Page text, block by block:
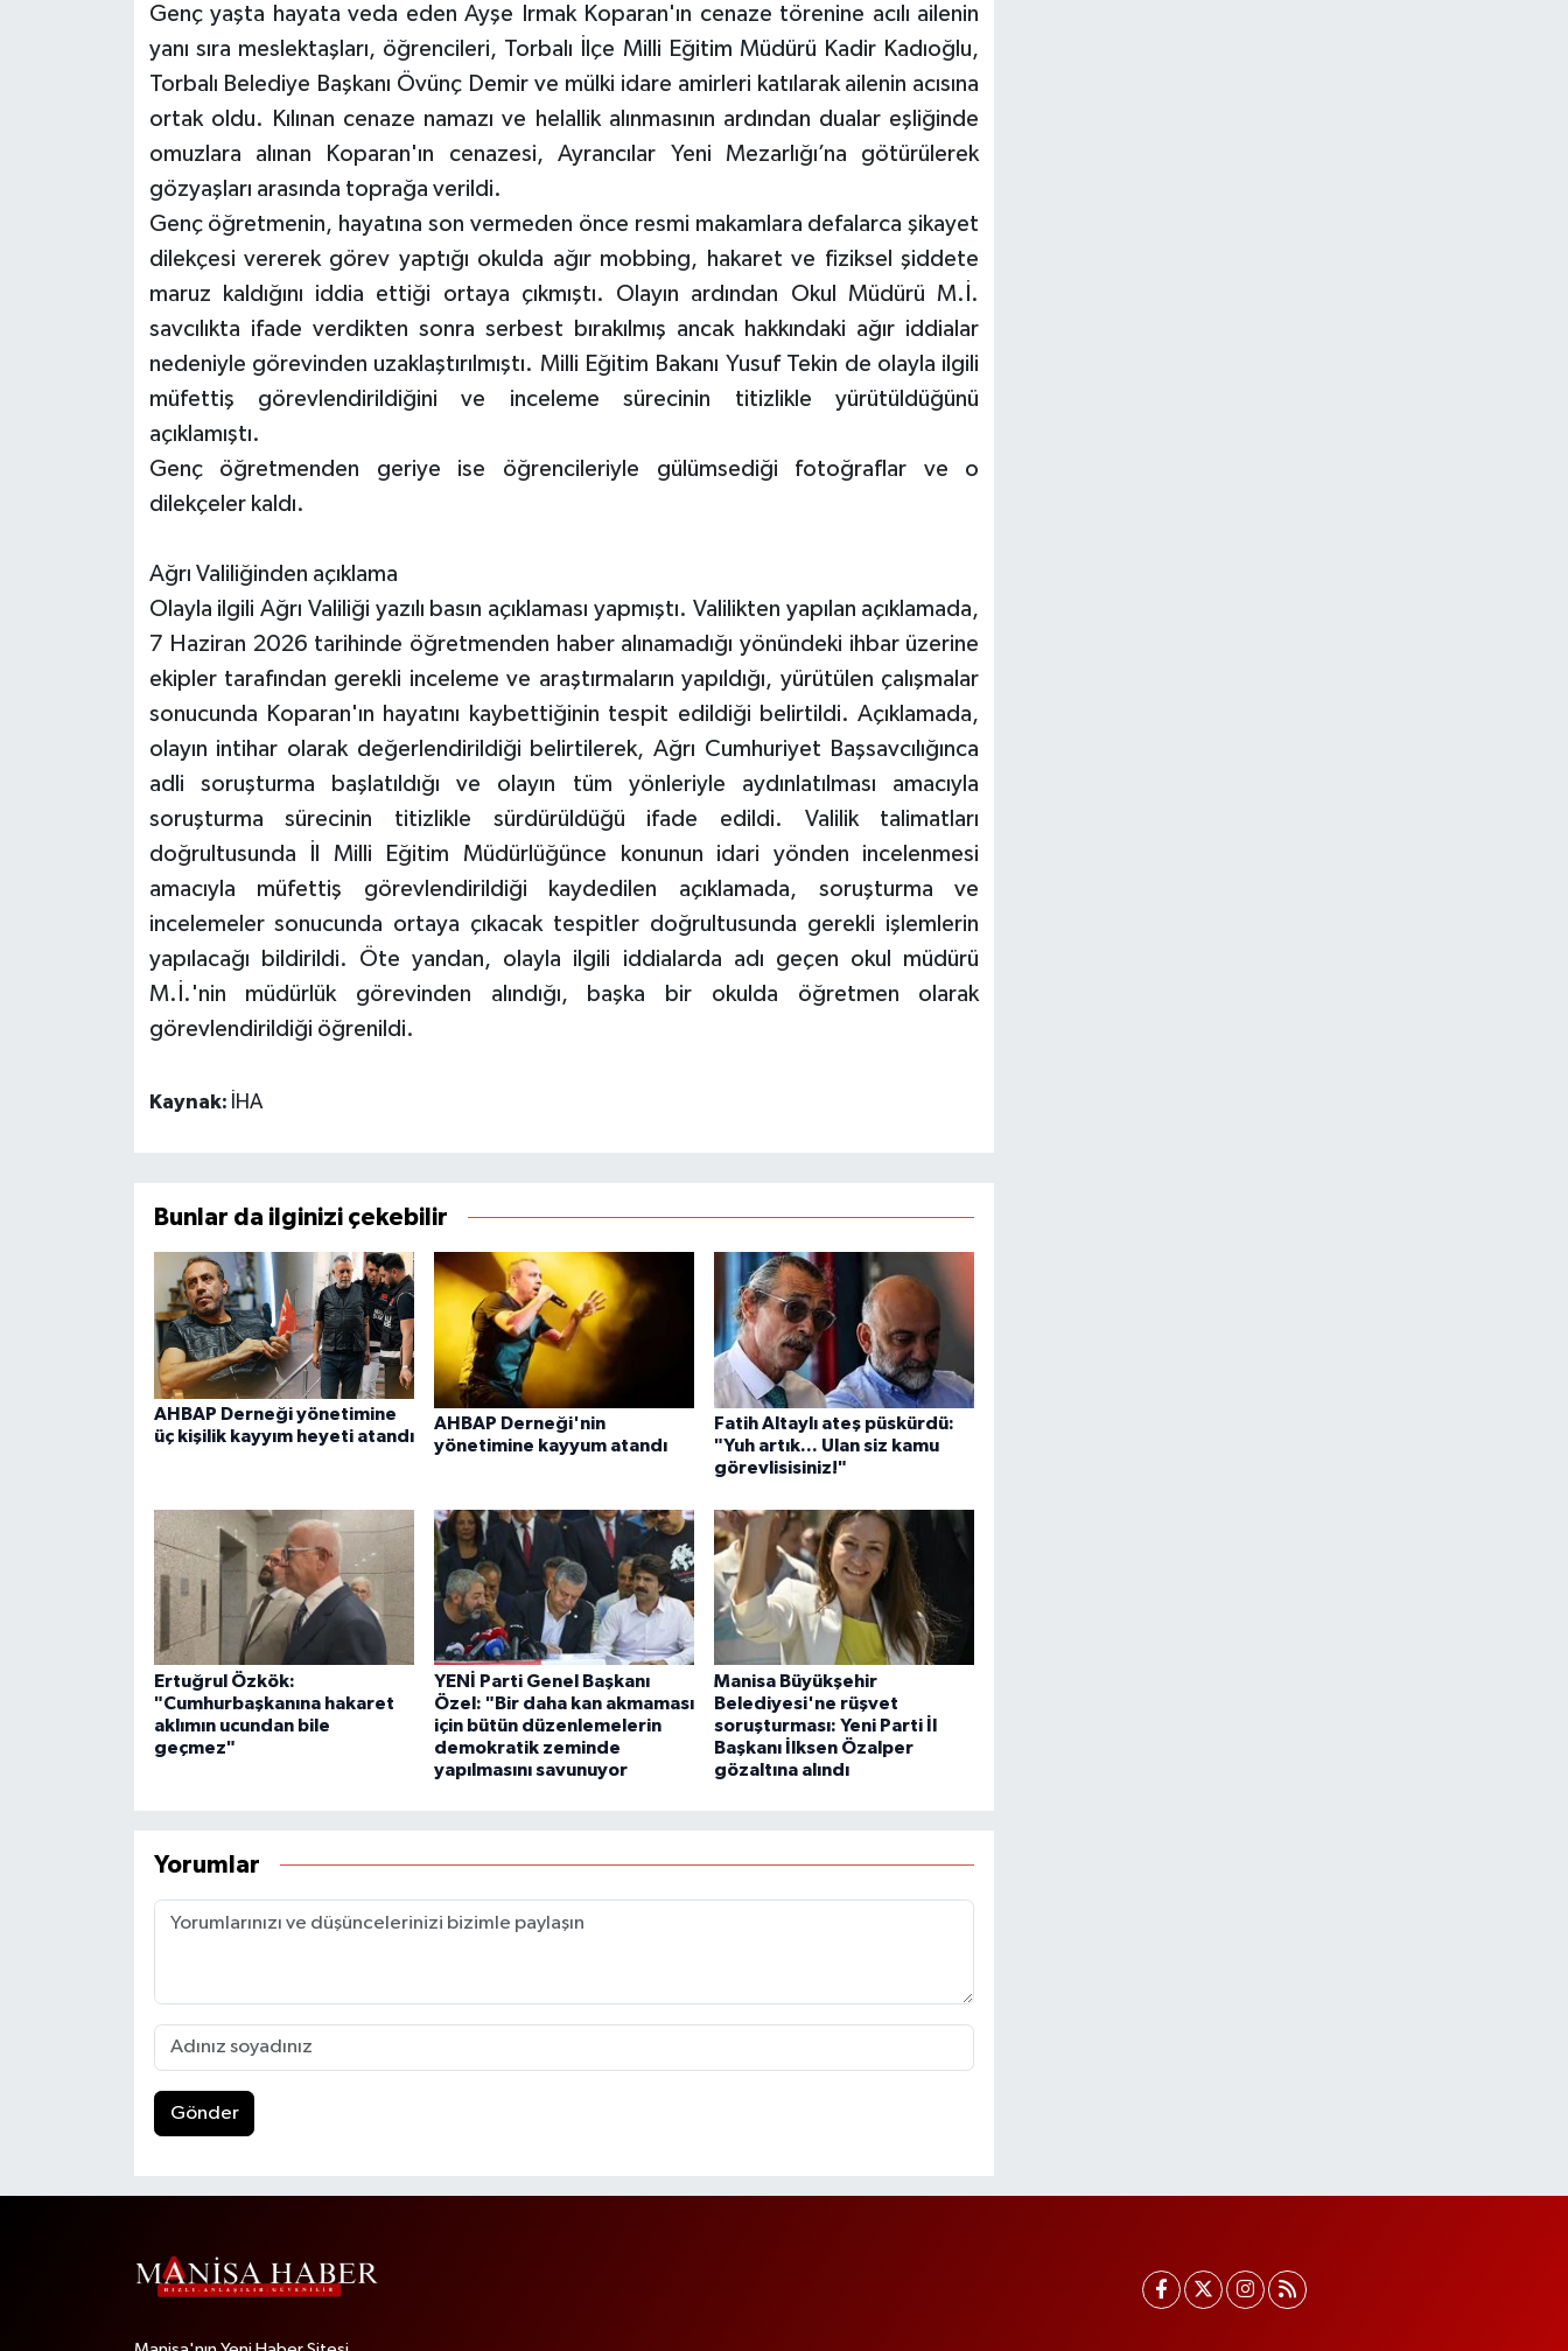
Genç yaşta hayata veda eden Ayşe Irmak Koparan'ın cenaze törenine acılı ailenin
yanı sıra meslektaşları, öğrencileri, Torbalı İlçe Milli Eğitim Müdürü Kadir Kadıoğlu,
Torbalı Belediye Başkanı Övünç Demir ve mülki idare amirleri katılarak ailenin acısına
ortak oldu. Kılınan cenaze namazı ve helallik alınmasının ardından dualar eşliğinde
omuzlara alınan Koparan'ın cenazesi, Ayrancılar Yeni Mezarlığı’na götürülerek
gözyaşları arasında toprağa verildi.
Genç öğretmenin, hayatına son vermeden önce resmi makamlara defalarca şikayet
dilekçesi vererek görev yaptığı okulda ağır mobbing, hakaret ve fiziksel şiddete
maruz kaldığını iddia ettiği ortaya çıkmıştı. Olayın ardından Okul Müdürü M.İ.
savcılıkta ifade verdikten sonra serbest bırakılmış ancak hakkındaki ağır iddialar
nedeniyle görevinden uzaklaştırılmıştı. Milli Eğitim Bakanı Yusuf Tekin de olayla ilgili
müfettiş görevlendirildiğini ve inceleme sürecinin titizlikle yürütüldüğünü
açıklamıştı.
Genç öğretmenden geriye ise öğrencileriyle gülümsediği fotoğraflar ve o
dilekçeler kaldı.
Ağrı Valiliğinden açıklama
Olayla ilgili Ağrı Valiliği yazılı basın açıklaması yapmıştı. Valilikten yapılan açıklamada,
7 Haziran 2026 tarihinde öğretmenden haber alınamadığı yönündeki ihbar üzerine
ekipler tarafından gerekli inceleme ve araştırmaların yapıldığı, yürütülen çalışmalar
sonucunda Koparan'ın hayatını kaybettiğinin tespit edildiği belirtildi. Açıklamada,
olayın intihar olarak değerlendirildiği belirtilerek, Ağrı Cumhuriyet Başsavcılığınca
adli soruşturma başlatıldığı ve olayın tüm yönleriyle aydınlatılması amacıyla
soruşturma sürecinin titizlikle sürdürüldüğü ifade edildi. Valilik talimatları
doğrultusunda İl Milli Eğitim Müdürlüğünce konunun idari yönden incelenmesi
amacıyla müfettiş görevlendirildiği kaydedilen açıklamada, soruşturma ve
incelemeler sonucunda ortaya çıkacak tespitler doğrultusunda gerekli işlemlerin
yapılacağı bildirildi. Öte yandan, olayla ilgili iddialarda adı geçen okul müdürü
M.İ.'nin müdürlük görevinden alındığı, başka bir okulda öğretmen olarak
görevlendirildiği öğrenildi.
Kaynak: İHA
Bunlar da ilginizi çekebilir
AHBAP Derneği yönetimine
üç kişilik kayyım heyeti atandı
AHBAP Derneği'nin
yönetimine kayyum atandı
Fatih Altaylı ateş püskürdü:
"Yuh artık... Ulan siz kamu
görevlisisiniz!"
Ertuğrul Özkök:
"Cumhurbaşkanına hakaret
aklımın ucundan bile
geçmez"
YENİ Parti Genel Başkanı
Özel: "Bir daha kan akmaması
için bütün düzenlemelerin
demokratik zeminde
yapılmasını savunuyor
Manisa Büyükşehir
Belediyesi'ne rüşvet
soruşturması: Yeni Parti İl
Başkanı İlksen Özalper
gözaltına alındı
Yorumlar
Gönder